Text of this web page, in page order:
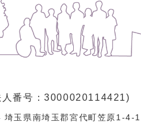
人番号：3000020114421)
玉県南埼玉郡宮代町笠原1-4-1